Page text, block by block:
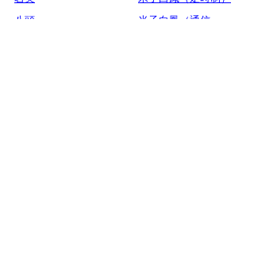
八頭
米子白鳳（通信